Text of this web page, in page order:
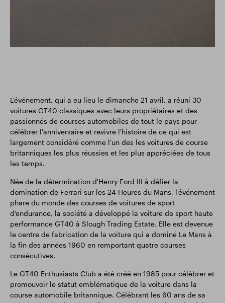
L'événement, qui a eu lieu le dimanche 21 avril, a réuni 30
voitures GT40 classiques avec leurs propriétaires et des
passionnés de courses automobiles de tout le pays pour
célébrer l'anniversaire et revivre l'histoire de ce qui est
largement considéré comme l'un des les voitures de course
britanniques les plus réussies et les plus appréciées de tous
les temps.
Née de la détermination d'Henry Ford III à défier la
domination de Ferrari sur les 24 Heures du Mans, l'événement
phare du monde des courses de voitures de sport
d'endurance, la société a développé la voiture de sport haute
performance GT40 à Slough Trading Estate. Elle est devenue
le centre de fabrication de la voiture qui a dominé Le Mans à
la fin des années 1960 en remportant quatre courses
consécutives.
Le GT40 Enthusiasts Club a été créé en 1985 pour célébrer et
promouvoir le statut emblématique de la voiture dans la
course automobile britannique. Célébrant les 60 ans de sa